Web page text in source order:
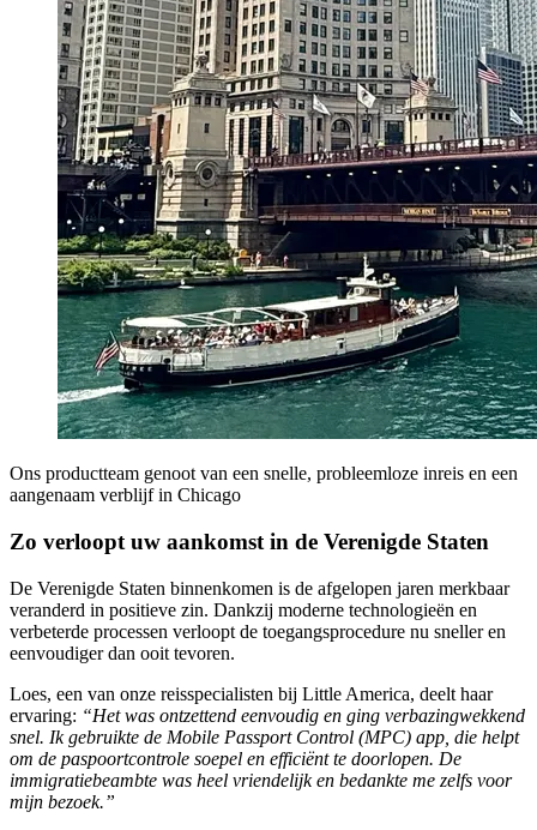
Ons productteam genoot van een snelle, probleemloze inreis en een
aangenaam verblijf in Chicago
Zo verloopt uw aankomst in de Verenigde Staten
De Verenigde Staten binnenkomen is de afgelopen jaren merkbaar
veranderd in positieve zin. Dankzij moderne technologieën en
verbeterde processen verloopt de toegangsprocedure nu sneller en
eenvoudiger dan ooit tevoren.
Loes, een van onze reisspecialisten bij Little America, deelt haar
ervaring: “Het was ontzettend eenvoudig en ging verbazingwekkend
snel. Ik gebruikte de Mobile Passport Control (MPC) app, die helpt
om de paspoortcontrole soepel en efficiënt te doorlopen. De
immigratiebeambte was heel vriendelijk en bedankte me zelfs voor
mijn bezoek.”